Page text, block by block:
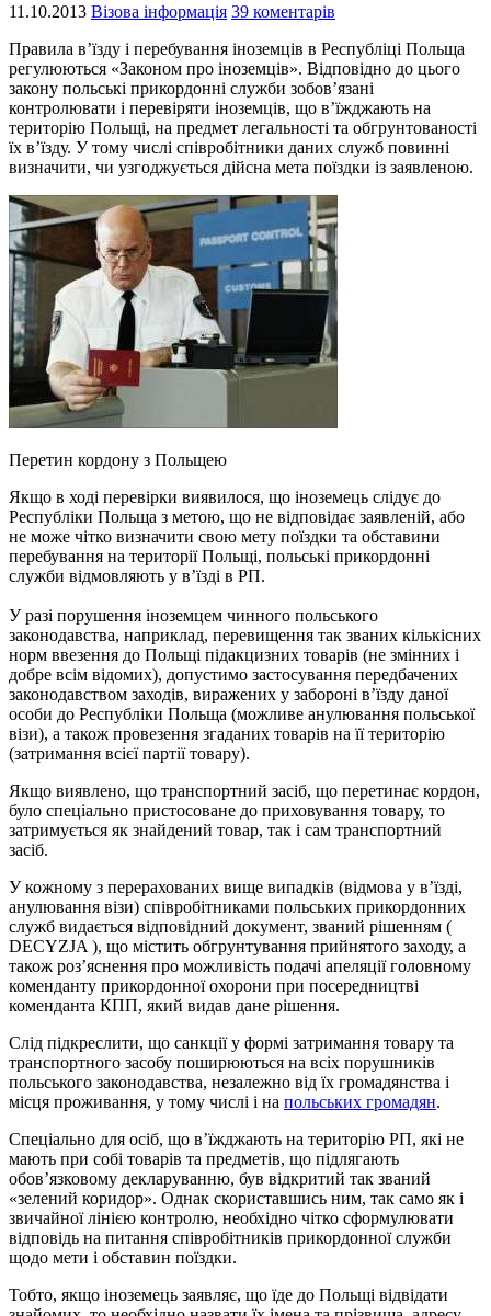
11.10.2013 Візова інформація 39 коментарів
Правила в’їзду і перебування іноземців в Республіці Польща
регулюються «Законом про іноземців». Відповідно до цього
закону польські прикордонні служби зобов’язані
контролювати і перевіряти іноземців, що в’їжджають на
територію Польщі, на предмет легальності та обгрунтованості
їх в’їзду. У тому числі співробітники даних служб повинні
визначити, чи узгоджується дійсна мета поїздки із заявленою.
Перетин кордону з Польщею
Якщо в ході перевірки виявилося, що іноземець слідує до
Республіки Польща з метою, що не відповідає заявленій, або
не може чітко визначити свою мету поїздки та обставини
перебування на території Польщі, польські прикордонні
служби відмовляють у в’їзді в РП.
У разі порушення іноземцем чинного польського
законодавства, наприклад, перевищення так званих кількісних
норм ввезення до Польщі підакцизних товарів (не змінних і
добре всім відомих), допустимо застосування передбачених
законодавством заходів, виражених у забороні в’їзду даної
особи до Республіки Польща (можливе анулювання польської
візи), а також провезення згаданих товарів на її територію
(затримання всієї партії товару).
Якщо виявлено, що транспортний засіб, що перетинає кордон,
було спеціально пристосоване до приховування товару, то
затримується як знайдений товар, так і сам транспортний
засіб.
У кожному з перерахованих вище випадків (відмова у в’їзді,
анулювання візи) співробітниками польських прикордонних
служб видається відповідний документ, званий рішенням (
DECYZJA ), що містить обгрунтування прийнятого заходу, а
також роз’яснення про можливість подачі апеляції головному
коменданту прикордонної охорони при посередництві
коменданта КПП, який видав дане рішення.
Слід підкреслити, що санкції у формі затримання товару та
транспортного засобу поширюються на всіх порушників
польського законодавства, незалежно від їх громадянства і
місця проживання, у тому числі і на польських громадян.
Спеціально для осіб, що в’їжджають на територію РП, які не
мають при собі товарів та предметів, що підлягають
обов’язковому декларуванню, був відкритий так званий
«зелений коридор». Однак скориставшись ним, так само як і
звичайної лінією контролю, необхідно чітко сформулювати
відповідь на питання співробітників прикордонної служби
щодо мети і обставин поїздки.
Тобто, якщо іноземець заявляє, що їде до Польщі відвідати